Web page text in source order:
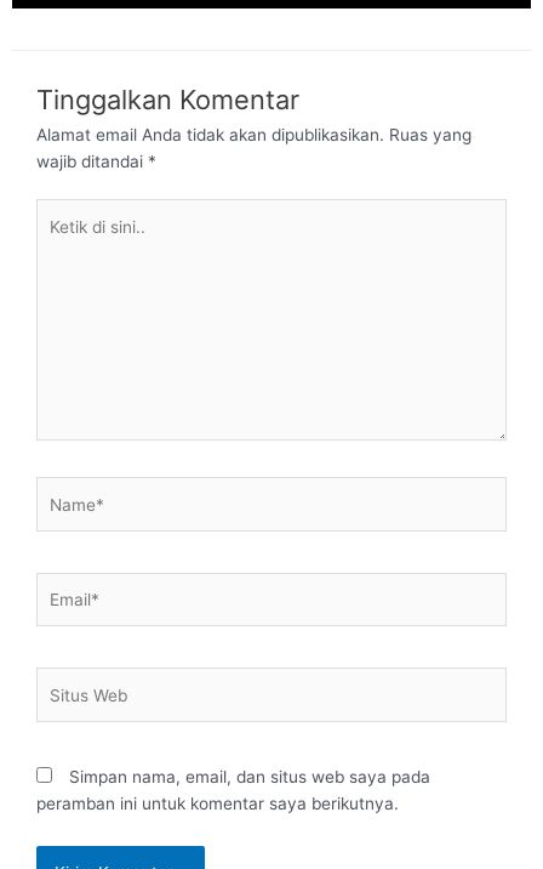
Tinggalkan Komentar
Alamat email Anda tidak akan dipublikasikan. Ruas yang
wajib ditandai *
Web
Simpan nama, email, dan situs web saya pada
peramban ini untuk komentar saya berikutnya.